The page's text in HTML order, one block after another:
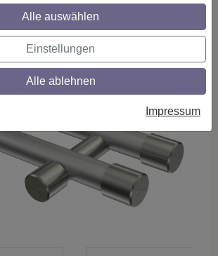
PRESTIGE - Santo
Optik (ohne Ringe)
Alle auswählen
Einstellungen
Alle ablehnen
Impressum